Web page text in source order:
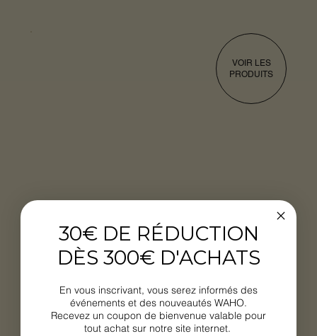
VOIR LES
PRODUITS
30€ DE RÉDUCTION
DÈS 300€ D'ACHATS
En vous inscrivant, vous serez informés des
événements et des nouveautés WAHO.
Recevez un coupon de bienvenue valable pour
tout achat sur notre site internet.